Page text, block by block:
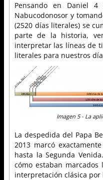
Pensando en Daniel
Nabucodonosor y
(2520 días literales) se
parte de la historia,
interpretar las líneas de
literales para nuestros
Imagen 5 - La
La despedida del Papa
2013 marcó
hasta la Segunda
cómo estaban
interpretación clásica por